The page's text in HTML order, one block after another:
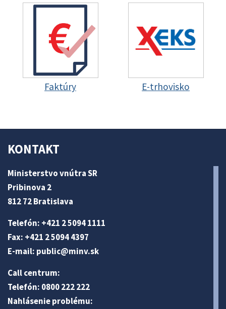
Faktúry E-trhovisko
KONTAKT
Ministerstvo vnútra SR
Pribinova 2
812 72 Bratislava
Telefón: +421 2 5094 1111
Fax: +421 2 5094 4397
E-mail: public@minv.sk
Call centrum:
Telefón: 0800 222 222
Nahlásenie problému: